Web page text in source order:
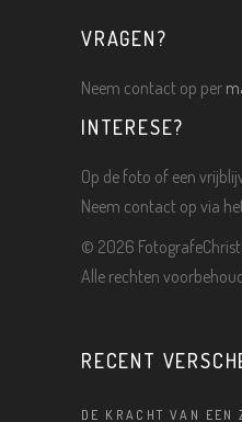
VRAGEN?
Neem contact op per
INTERESE?
Op de foto of een
Neem contact op via
© 2026
Alle rechten
RECENT
DE KRACHT VAN EEN